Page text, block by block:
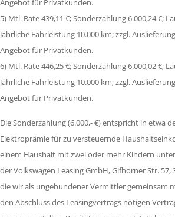
Angebot für Privatkunden.
5) Mtl. Rate 439,11 €; Sonderzahlung 6.000,24 €;
Jährliche Fahrleistung 10.000 km; zzgl.
Angebot für Privatkunden.
6) Mtl. Rate 446,25 €; Sonderzahlung 6.000,02 €;
Jährliche Fahrleistung 10.000 km; zzgl.
Angebot für Privatkunden.
Die Sonderzahlung (6.000,- €) entspricht in etwa
Elektroprämie für zu versteuernde
einem Haushalt mit zwei oder mehr Kindern
der Volkswagen Leasing GmbH, Gifhorner Str. 57,
die wir als ungebundener Vermittler gemeinsam
den Abschluss des Leasingvertrags nötigen